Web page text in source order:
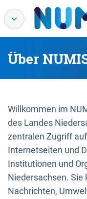
Über
Willkommen im
des Landes
zentralen Zugriff
Internetseiten und
Institutionen und
Niedersachsen. Sie
Nachrichten,